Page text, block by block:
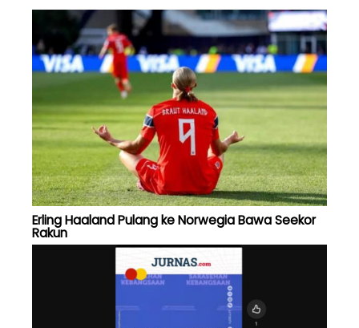
Erling Haaland Pulang ke Norwegia Bawa Seekor
Rakun